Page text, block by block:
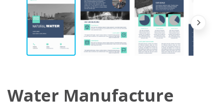
Water Manufacture